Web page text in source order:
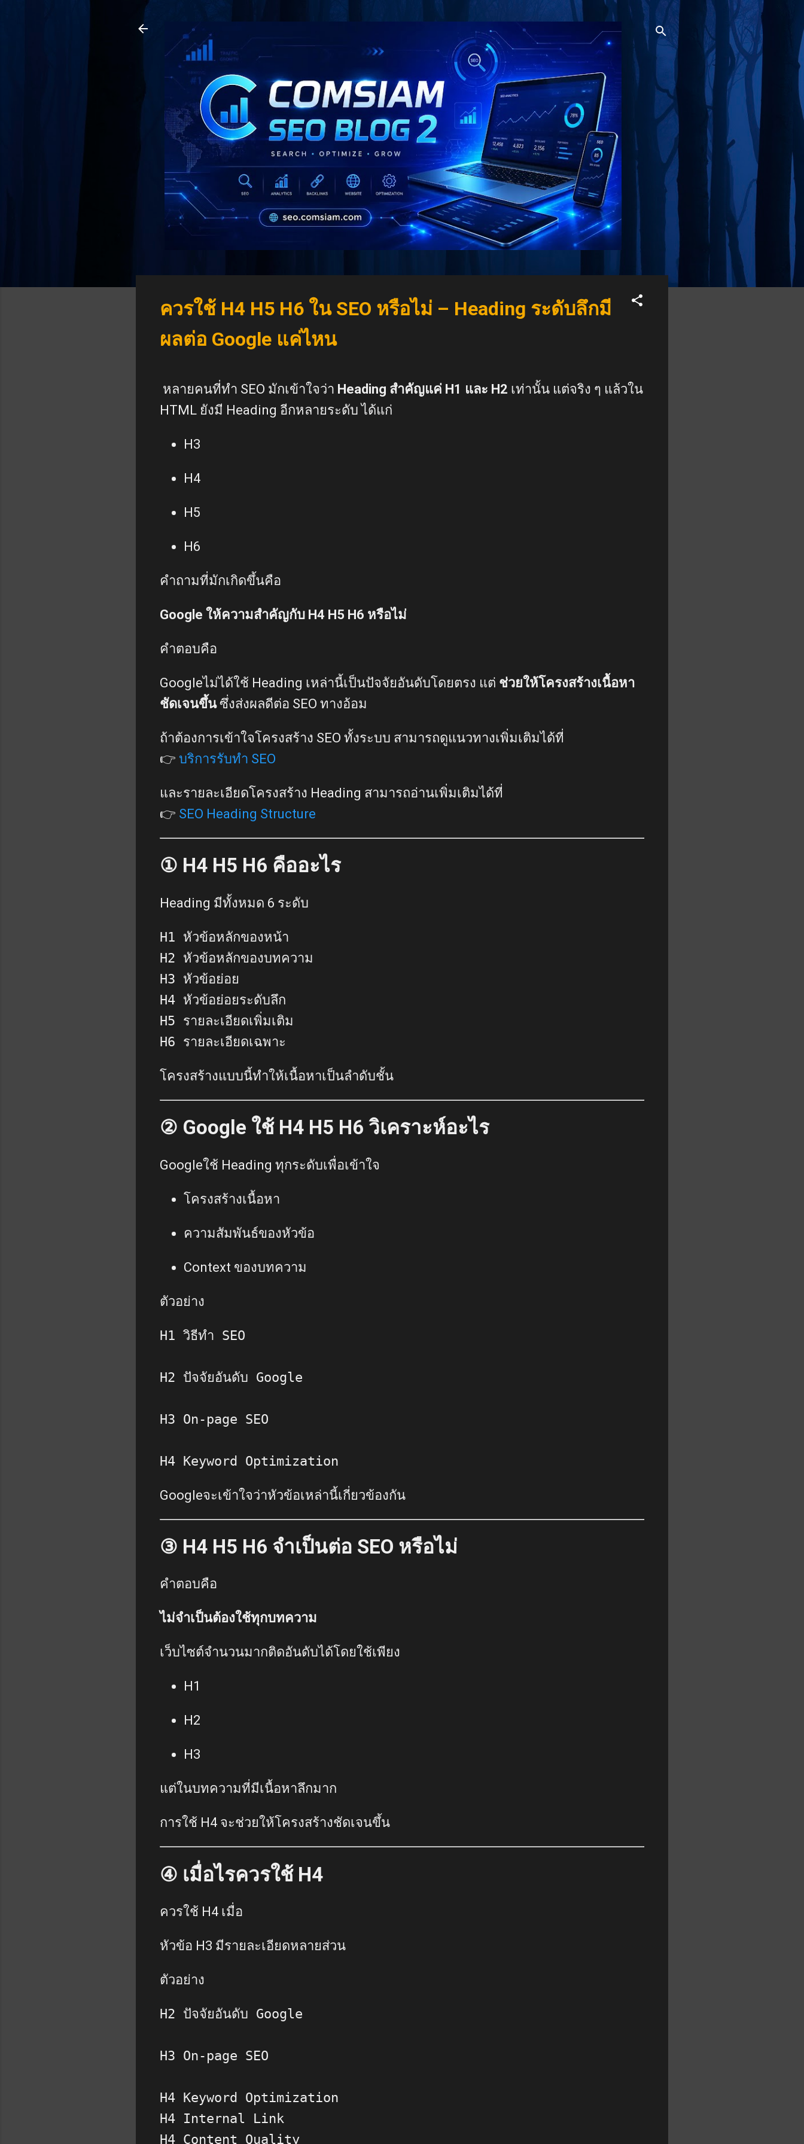
ควรใช้ H4 H5 H6 ใน SEO หรือไม่ – Heading ระดับลึกมี
ผลต่อ Google แค่ไหน
หลายคนที่ทำ SEO มักเข้าใจว่า Heading สำคัญแค่ H1 และ H2 เท่านั้น แต่จริง ๆ แล้วใน
HTML ยังมี Heading อีกหลายระดับ ได้แก่
H3
H4
H5
H6
คำถามที่มักเกิดขึ้นคือ
Google ให้ความสำคัญกับ H4 H5 H6 หรือไม่
คำตอบคือ
Googleไม่ได้ใช้ Heading เหล่านี้เป็นปัจจัยอันดับโดยตรง แต่ ช่วยให้โครงสร้างเนื้อหา
ชัดเจนขึ้นซึ่งส่งผลดีต่อ SEO ทางอ้อม
ถ้าต้องการเข้าใจโครงสร้าง SEO ทั้งระบบ สามารถดูแนวทางเพิ่มเติมได้ที่
👉 บริการรับทำ SEO
และรายละเอียดโครงสร้าง Heading สามารถอ่านเพิ่มเติมได้ที่
👉 SEO Heading Structure
① H4 H5 H6 คืออะไร
Heading มีทั้งหมด 6 ระดับ
H1 หัวข้อหลักของหน้า
H2 หัวข้อหลักของบทความ
H3 หัวข้อย่อย
H4 หัวข้อย่อยระดับลึก
H5 รายละเอียดเพิ่มเติม
H6 รายละเอียดเฉพาะ
โครงสร้างแบบนี้ทำให้เนื้อหาเป็นลำดับชั้น
② Google ใช้ H4 H5 H6 วิเคราะห์อะไร
Googleใช้ Heading ทุกระดับเพื่อเข้าใจ
โครงสร้างเนื้อหา
ความสัมพันธ์ของหัวข้อ
Context ของบทความ
ตัวอย่าง
H1 วิธีทำ SEO
H2 ปัจจัยอันดับ Google
H3 On-page SEO
H4 Keyword Optimization
Googleจะเข้าใจว่าหัวข้อเหล่านี้เกี่ยวข้องกัน
③ H4 H5 H6 จำเป็นต่อ SEO หรือไม่
คำตอบคือ
ไม่จำเป็นต้องใช้ทุกบทความ
เว็บไซต์จำนวนมากติดอันดับได้โดยใช้เพียง
H1
H2
H3
แต่ในบทความที่มีเนื้อหาลึกมาก
การใช้ H4 จะช่วยให้โครงสร้างชัดเจนขึ้น
④ เมื่อไรควรใช้ H4
ควรใช้ H4 เมื่อ
หัวข้อ H3 มีรายละเอียดหลายส่วน
ตัวอย่าง
H2 ปัจจัยอันดับ Google
H3 On-page SEO
H4 Keyword Optimization
H4 Internal Link
H4 Content Quality